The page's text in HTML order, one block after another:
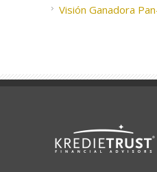
Visión Ganadora